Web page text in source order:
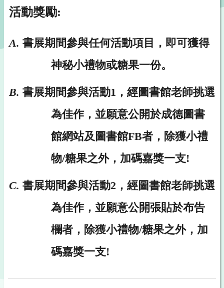
活動獎勵:
A. 書展期間參與任何活動項目，即可獲得
神秘小禮物或糖果一份。
B. 書展期間參與活動1，經圖書館老師挑選
為佳作，並願意公開於成德圖書
館網站及圖書館FB者，除獲小禮
物/糖果之外，加碼嘉獎一支!
C. 書展期間參與活動2，經圖書館老師挑選
為佳作，並願意公開張貼於布告
欄者，除獲小禮物/糖果之外，加
碼嘉獎一支!